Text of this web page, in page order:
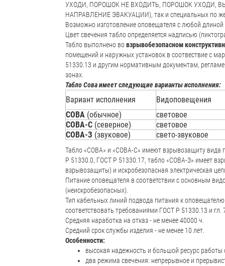
УХОДИ, ПОРОШОК НЕ ВХОДИТЬ, ПОРОШОК УХОДИ,
НАПРАВЛЕНИЕ ЭВАКУАЦИИ), так и специальных по
Возможно изготовление оповещателя с любой длиной
Цвет свечения табло определяется надписью
Табло выполнено во взрывобезопасном
помещений и наружных установок в соотвествие с
51330.13 и другим нормативным документам,
зонах.
Табло Сова имеет следующие варианты исполнения:
Вариант исполнения
Видоповещения
СОВА (обычное)
световое
СОВА-С (северное)
световое
СОВА-З (звуковое) свето-звуковое
Табло «СОВА» и «СОВА-С» имеют взрывозащиту вида
Р 51330.0, ГОСТ Р 51330.17, табло «СОВА-З» имеет
взрывозащиты) и искробезопасная электрическая
Питание оповещателя в соответствии с основным
(неискробезопасных).
Тип кабельных линий подвода питания к
соответствовать требованиями ГОСТ Р 51330.13 и гл.
Средняя наработка на отказ - не менее 40000 ч.
Средний срок службы изделия - не менее 10 лет.
Особенности:
высокая надежность и большой ресурс
два режима свечения: непрерывное и